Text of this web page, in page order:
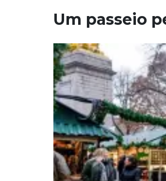
Um passeio